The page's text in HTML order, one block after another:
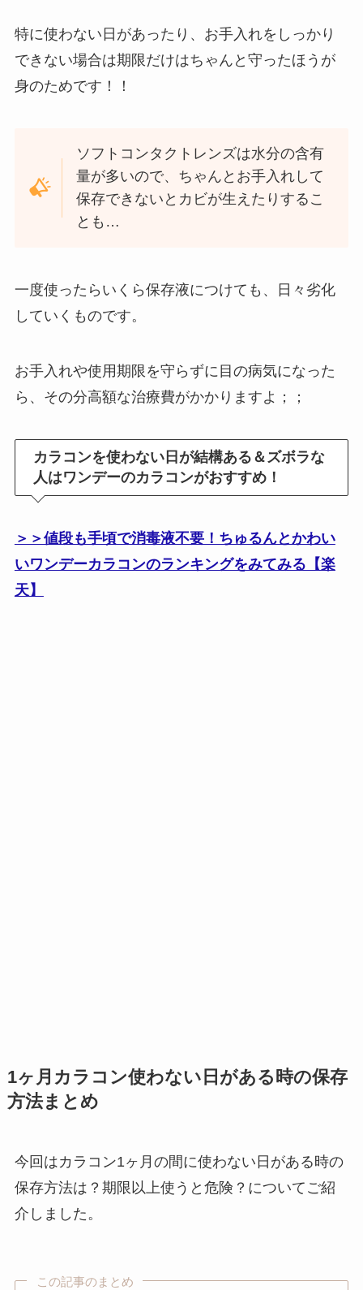
特に使わない日があったり、お手入れをしっかり
できない場合は期限だけはちゃんと守ったほうが
身のためです！！
ソフトコンタクトレンズは水分の含有
量が多いので、ちゃんとお手入れして
保存できないとカビが生えたりするこ
とも…
一度使ったらいくら保存液につけても、日々劣化
していくものです。
お手入れや使用期限を守らずに目の病気になった
ら、その分高額な治療費がかかりますよ；；
カラコンを使わない日が結構ある＆ズボラな
人はワンデーのカラコンがおすすめ！
＞＞値段も手頃で消毒液不要！ちゅるんとかわい
いワンデーカラコンのランキングをみてみる【楽
天】
1ヶ月カラコン使わない日がある時の保存
方法まとめ
今回はカラコン1ヶ月の間に使わない日がある時の
保存方法は？期限以上使うと危険？についてご紹
介しました。
この記事のまとめ